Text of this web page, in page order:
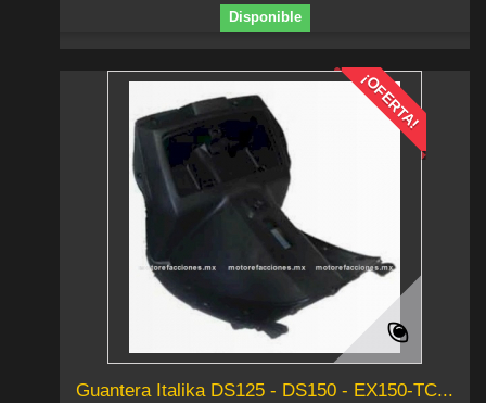
Disponible
¡OFERTA!
Guantera Italika DS125 - DS150 - EX150-TC...